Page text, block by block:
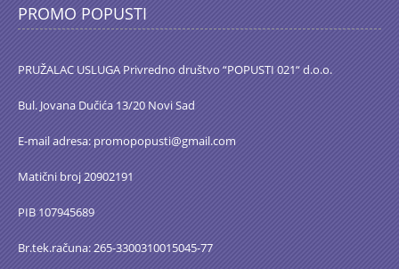
PROMO POPUSTI
PRUŽALAC USLUGA Privredno društvo “POPUSTI 021“ d.o.o.
Bul. Jovana Dučića 13/20 Novi Sad
E-mail adresa: promopopusti@gmail.com
Matični broj 20902191
PIB 107945689
Br.tek.računa: 265-3300310015045-77